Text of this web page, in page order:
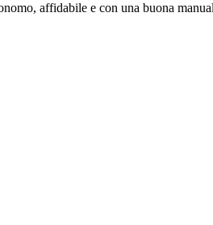
affidabile e con una buona